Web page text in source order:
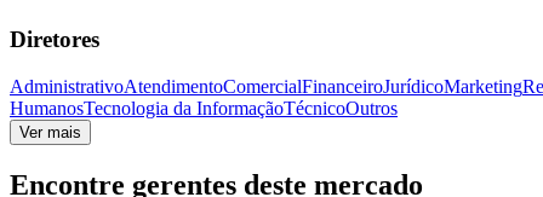
Diretores
AdministrativoAtendimentoComercialFinanceiroJurídicoMarketing
HumanosTecnologia da InformaçãoTécnicoOutros
Ver mais
Encontre gerentes deste mercado